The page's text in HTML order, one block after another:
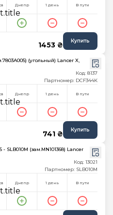
Днепр 1 день В пути
1453 ₴ Купить
(угольный) Lancer X,
Код: 8137
Партномер: DCF344K
Днепр 1 день В пути
741 ₴ Купить
SLB010M (зам.MN101368) Lancer
Код: 13021
Партномер: SLB010M
Днепр 1 день В пути